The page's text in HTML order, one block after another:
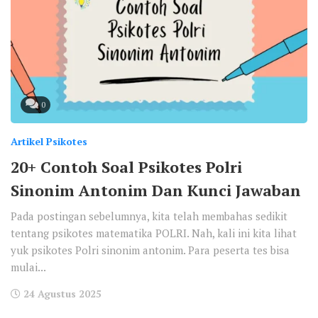
0
Artikel Psikotes
20+ Contoh Soal Psikotes Polri
Sinonim Antonim Dan Kunci Jawaban
Pada postingan sebelumnya, kita telah membahas sedikit
tentang psikotes matematika POLRI. Nah, kali ini kita lihat
yuk psikotes Polri sinonim antonim. Para peserta tes bisa
mulai...
24 Agustus 2025